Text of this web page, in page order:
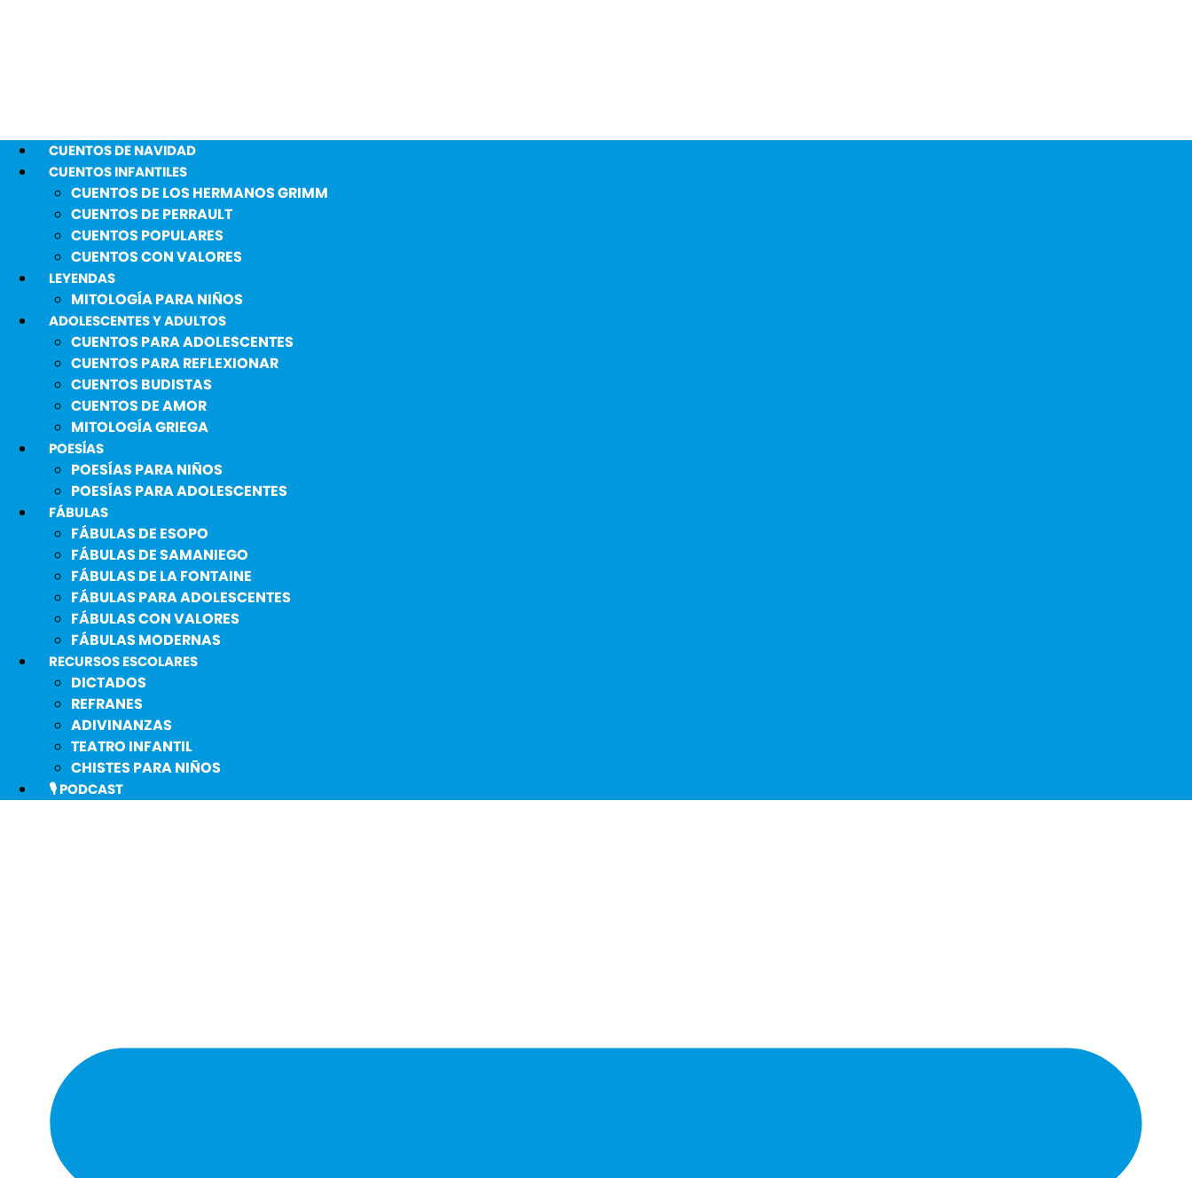
CUENTOS DE NAVIDAD
CUENTOS INFANTILES
CUENTOS DE LOS HERMANOS GRIMM
CUENTOS DE PERRAULT
CUENTOS POPULARES
CUENTOS CON VALORES
LEYENDAS
MITOLOGÍA PARA NIÑOS
ADOLESCENTES Y ADULTOS
CUENTOS PARA ADOLESCENTES
CUENTOS PARA REFLEXIONAR
CUENTOS BUDISTAS
CUENTOS DE AMOR
MITOLOGÍA GRIEGA
POESÍAS
POESÍAS PARA NIÑOS
POESÍAS PARA ADOLESCENTES
FÁBULAS
FÁBULAS DE ESOPO
FÁBULAS DE SAMANIEGO
FÁBULAS DE LA FONTAINE
FÁBULAS PARA ADOLESCENTES
FÁBULAS CON VALORES
FÁBULAS MODERNAS
RECURSOS ESCOLARES
DICTADOS
REFRANES
ADIVINANZAS
TEATRO INFANTIL
CHISTES PARA NIÑOS
🎙️ PODCAST